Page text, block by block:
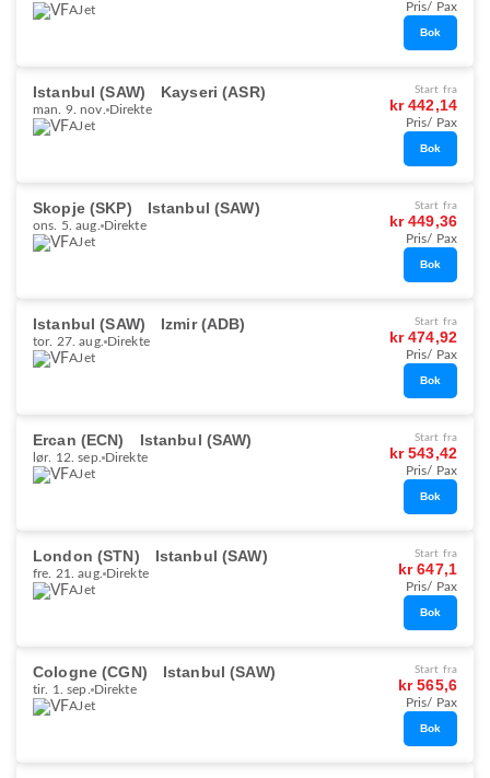
AJet
Pris/ Pax
Bok
Istanbul (SAW) Kayseri (ASR)
man. 9. nov. Direkte
AJet
Start fra
kr 442,14
Pris/ Pax
Bok
Skopje (SKP) Istanbul (SAW)
ons. 5. aug. Direkte
AJet
Start fra
kr 449,36
Pris/ Pax
Bok
Istanbul (SAW) Izmir (ADB)
tor. 27. aug. Direkte
AJet
Start fra
kr 474,92
Pris/ Pax
Bok
Ercan (ECN) Istanbul (SAW)
lør. 12. sep. Direkte
AJet
Start fra
kr 543,42
Pris/ Pax
Bok
London (STN) Istanbul (SAW)
fre. 21. aug. Direkte
AJet
Start fra
kr 647,1
Pris/ Pax
Bok
Cologne (CGN) Istanbul (SAW)
tir. 1. sep. Direkte
AJet
Start fra
kr 565,6
Pris/ Pax
Bok